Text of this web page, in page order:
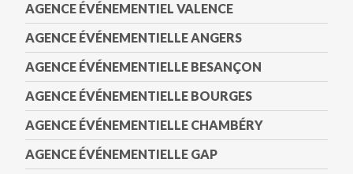
AGENCE ÉVÉNEMENTIEL VALENCE
AGENCE ÉVÉNEMENTIELLE ANGERS
AGENCE ÉVÉNEMENTIELLE BESANÇON
AGENCE ÉVÉNEMENTIELLE BOURGES
AGENCE ÉVÉNEMENTIELLE CHAMBÉRY
AGENCE ÉVÉNEMENTIELLE GAP